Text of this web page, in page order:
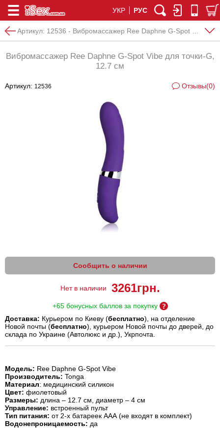
УКР РУС
Артикул: 12536 - Вибромассажер Ree Daphne G-Spot Vibe для точки-G, 12.7 см
Вибромассажер Ree Daphne G-Spot Vibe для точки-G,
12.7 см
Артикул: 12536 Отзывы(0)
Сообщить о наличии
Нет в наличии 3261грн.
+65 бонусных баллов за покупку
Доставка: Курьером по Киеву (бесплатно), на отделение
Новой почты (бесплатно), курьером Новой почты до дверей, до
склада по Украине (Автолюкс и др.), Укрпочта.
Модель: Ree Daphne G-Spot Vibe
Производитель: Tonga
Материал: медицинский силикон
Цвет: фиолетовый
Размеры: длина – 12.7 см, диаметр – 4 см
Управление: встроенный пульт
Тип питания: от 2-х батареек ААА (не входят в комплект)
Водонепроницаемость: да